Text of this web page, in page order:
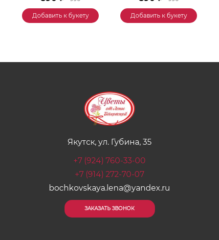
Добавить к букету Добавить к букету
Якутск, ул. Губина, 35
+7 (924) 760-33-00
+7 (914) 272-70-07
bochkovskaya.lena@yandex.ru
ЗАКАЗАТЬ ЗВОНОК